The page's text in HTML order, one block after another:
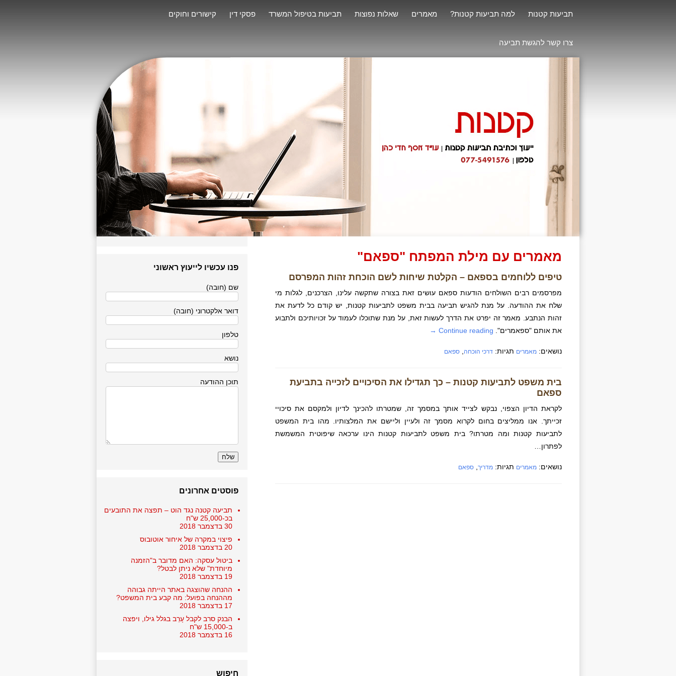
תביעות קטנות למה תביעות קטנות? מאמרים שאלות נפוצות תביעות בטיפול המשרד פסקי דין קישורים וחוקים
צרו קשר להגשת תביעה
פנו עכשיו לייעוץ ראשוני
שם (חובה)
דואר אלקטרוני (חובה)
טלפון
נושא
תוכן ההודעה
פוסטים אחרונים
תביעה קטנה נגד הוט – תפצה את התובעים
בכ-25,000 ש"ח
30 בדצמבר 2018
פיצוי במקרה של איחור אוטובוס
20 בדצמבר 2018
ביטול עסקה: האם מדובר ב"הזמנה
מיוחדת" שלא ניתן לבטל?
19 בדצמבר 2018
ההנחה שהוצגה באתר הייתה גבוהה
מההנחה בפועל: מה קבע בית המשפט?
17 בדצמבר 2018
הבנק סרב לקבל עָרֵב בגלל גילו, ויפצה
ב-15,000 ש"ח
16 בדצמבר 2018
חיפוש
מאמרים עם מילת המפתח "ספאם"
טיפים ללוחמים בספאם – הקלטת שיחות לשם הוכחת זהות המפרסם
מפרסמים רבים השולחים הודעות ספאם עושים זאת בצורה שתקשה עלינו, הצרכנים, לגלות מי
שלח את ההודעה. על מנת להגיש תביעה בבית משפט לתביעות קטנות, יש קודם כל לדעת את
זהות הנתבע. מאמר זה יפרט את הדרך לעשות זאת, על מנת שתוכלו לעמוד על זכויותיכם ולתבוע
את אותם "ספאמרים". Continue reading
→
נושאים: מאמרים תגיות: דרכי הוכחה ספאם
בית משפט לתביעות קטנות – כך תגדילו את הסיכויים לזכייה בתביעת
ספאם
לקראת הדיון הצפוי, נבקש לצייד אותך במסמך זה, שמטרתו להכינך לדיון ולמקסם את סיכויי
זכייתך. אנו ממליצים בחום לקרוא מסמך זה ולעיין וליישם את המלצותיו. מהו בית המשפט
לתביעות קטנות ומה מטרתו? בית משפט לתביעות קטנות הינו ערכאה שיפוטית המשמשת
לפתרון…
נושאים: מאמרים תגיות: מדריך ספאם